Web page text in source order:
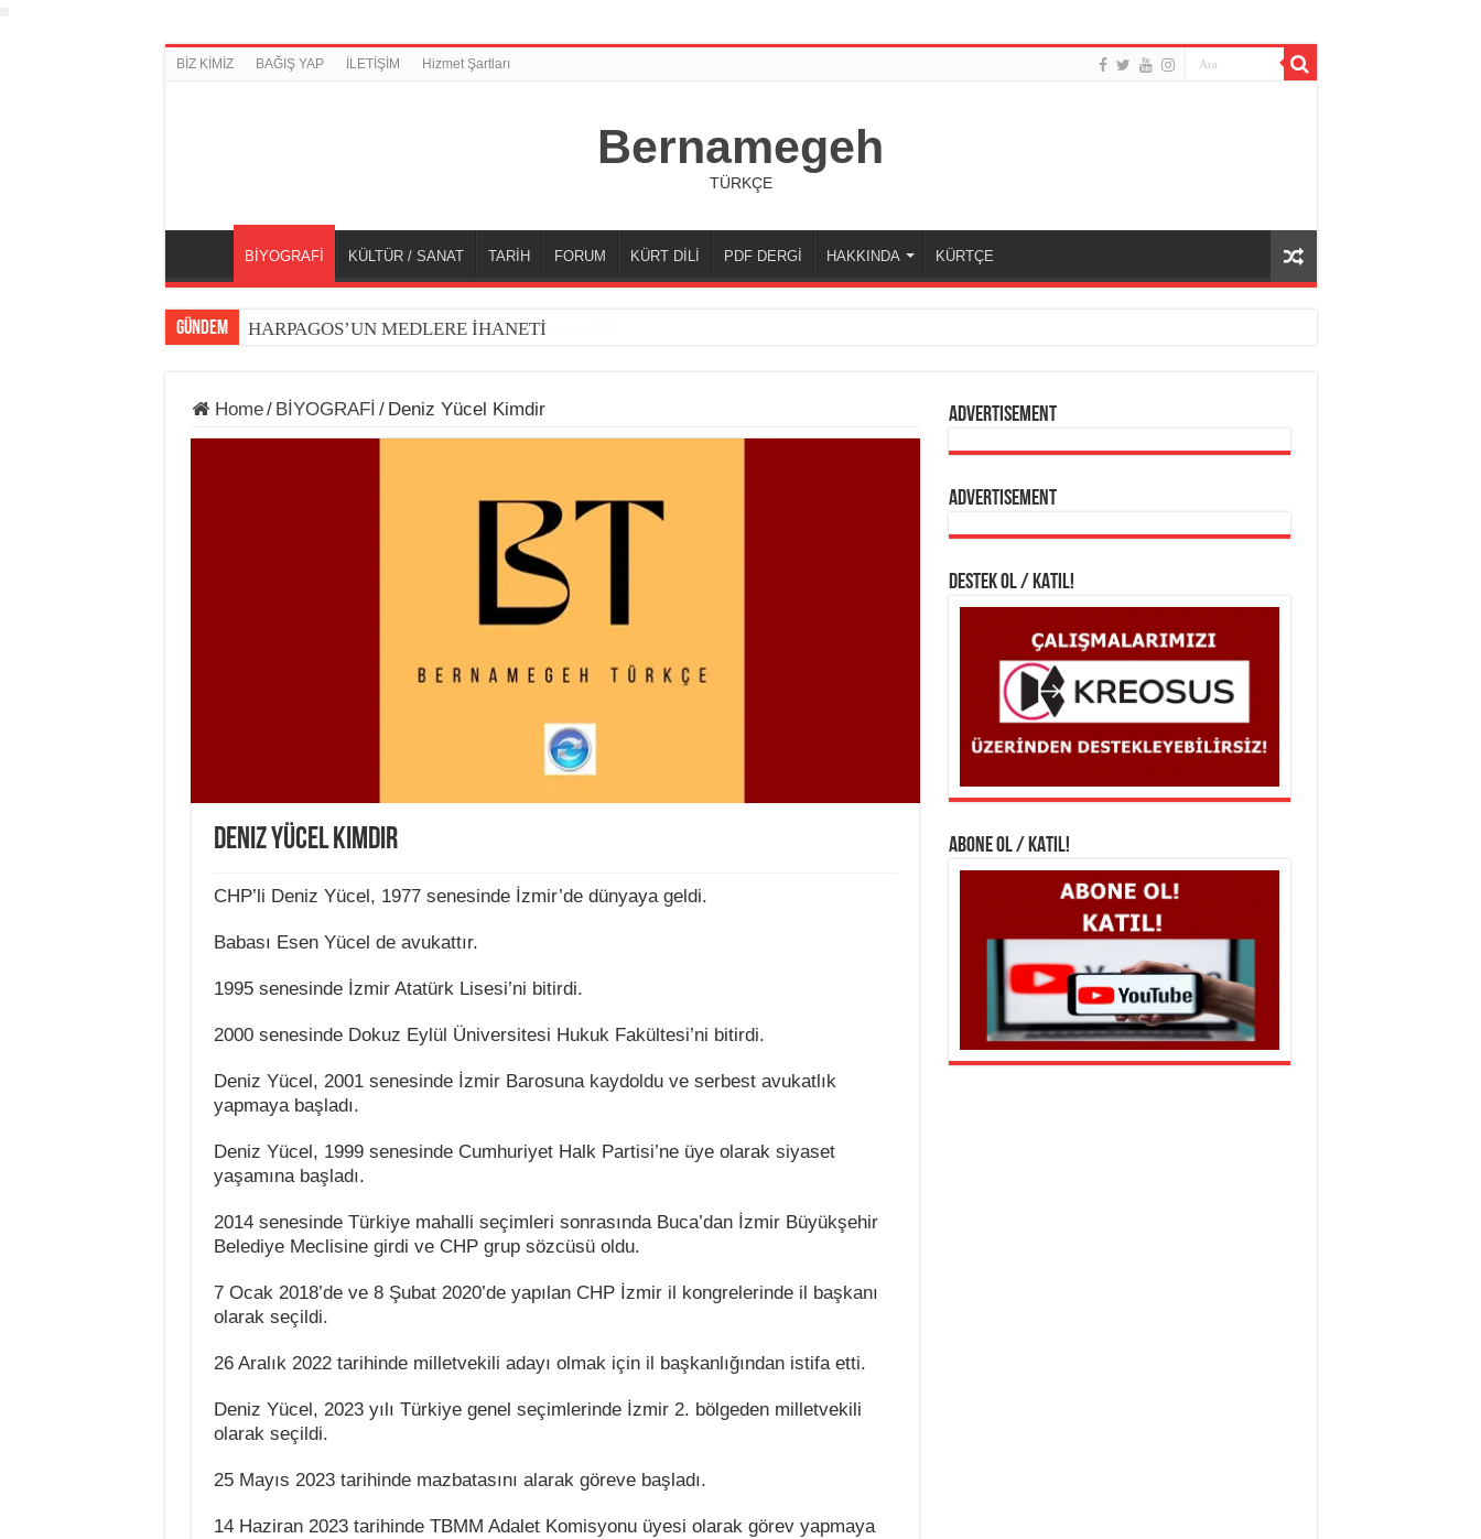
BİZ KİMİZ BAĞIŞ YAP İLETİŞİM Hizmet Şartları
Bernamegeh
TÜRKÇE
BİYOGRAFİ KÜLTÜR / SANAT TARİH FORUM KÜRT DİLİ PDF DERGİ HAKKINDA KÜRTÇE
GÜNDEM HARPAGOS’UN MEDLERE İHANETİ
Home/ BİYOGRAFİ / Deniz Yücel Kimdir
Deniz Yücel Kimdir
CHP’li Deniz Yücel, 1977 senesinde İzmir’de dünyaya geldi.
Babası Esen Yücel de avukattır.
1995 senesinde İzmir Atatürk Lisesi’ni bitirdi.
2000 senesinde Dokuz Eylül Üniversitesi Hukuk Fakültesi’ni bitirdi.
Deniz Yücel, 2001 senesinde İzmir Barosuna kaydoldu ve serbest avukatlık
yapmaya başladı.
Deniz Yücel, 1999 senesinde Cumhuriyet Halk Partisi’ne üye olarak siyaset
yaşamına başladı.
2014 senesinde Türkiye mahalli seçimleri sonrasında Buca’dan İzmir Büyükşehir
Belediye Meclisine girdi ve CHP grup sözcüsü oldu.
7 Ocak 2018’de ve 8 Şubat 2020’de yapılan CHP İzmir il kongrelerinde il başkanı
olarak seçildi.
26 Aralık 2022 tarihinde milletvekili adayı olmak için il başkanlığından istifa etti.
Deniz Yücel, 2023 yılı Türkiye genel seçimlerinde İzmir 2. bölgeden milletvekili
olarak seçildi.
25 Mayıs 2023 tarihinde mazbatasını alarak göreve başladı.
14 Haziran 2023 tarihinde TBMM Adalet Komisyonu üyesi olarak görev yapmaya
Advertisement
Advertisement
DESTEK OL / KATIL!
ABONE OL / KATIL!